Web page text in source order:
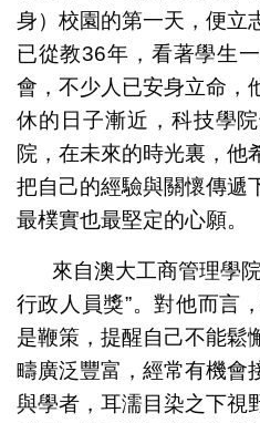
身）校園的第一天，便立
已從教36年，看著學生
會，不少人已安身立命，
休的日子漸近，科技學
院，在未來的時光裏，他
把自己的經驗與關懷傳遞
最樸實也最堅定的心願。
來自澳大工商管理學
行政人員獎”。對他而言
是鞭策，提醒自己不能鬆
疇廣泛豐富，經常有機會
與學者，耳濡目染之下視